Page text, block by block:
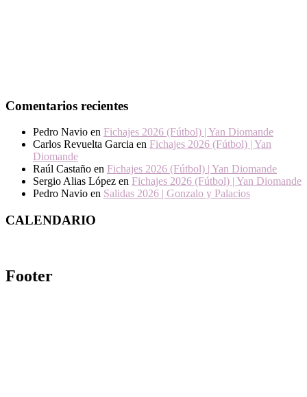
Comentarios recientes
Pedro Navio en Fichajes 2026 (Fútbol) | Yan Diomande
Carlos Revuelta Garcia en Fichajes 2026 (Fútbol) | Yan
Diomande
Raúl Castaño en Fichajes 2026 (Fútbol) | Yan Diomande
Sergio Alias López en Fichajes 2026 (Fútbol) | Yan Diomande
Pedro Navio en Salidas 2026 | Gonzalo y Palacios
CALENDARIO
Footer